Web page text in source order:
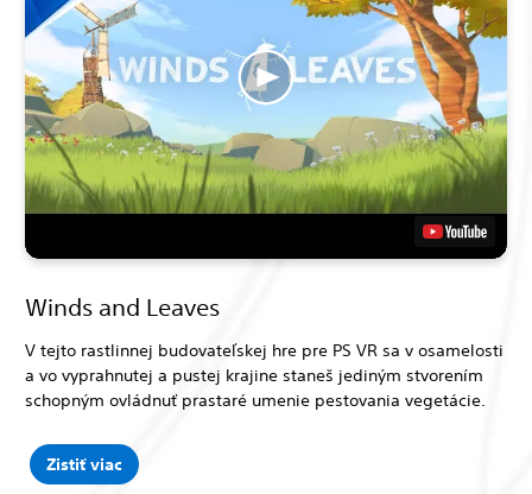
Winds and Leaves
V tejto rastlinnej budovateľskej hre pre PS VR sa v osamelosti
a vo vyprahnutej a pustej krajine staneš jediným stvorením
schopným ovládnuť prastaré umenie pestovania vegetácie.
Zistiť viac